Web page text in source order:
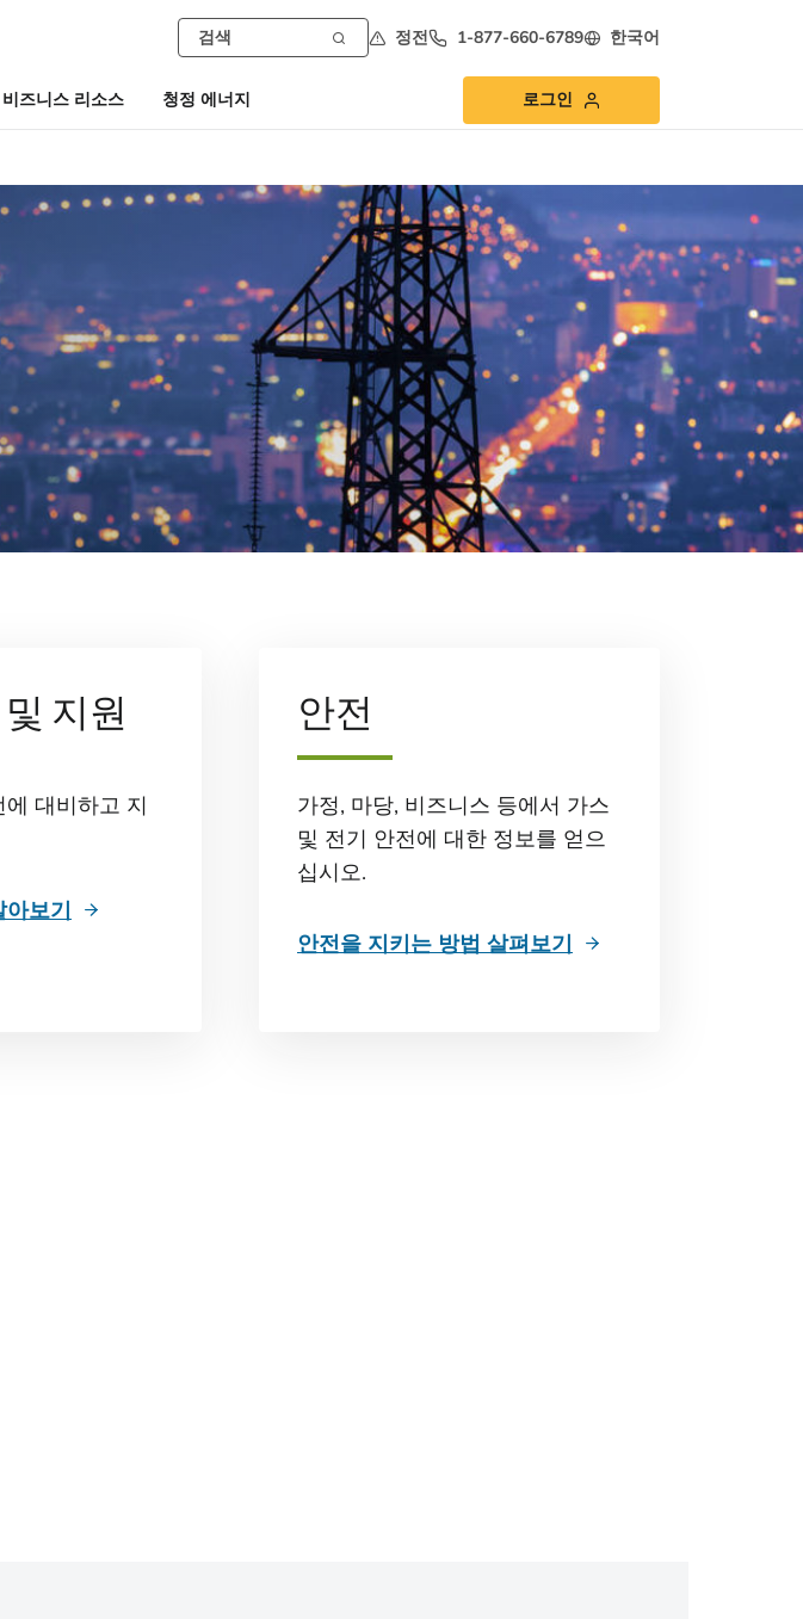
정전 1-877-660-6789 한국어
비즈니스 리소스 청정 에너지 로그인
지원
대비하고 지
보기
안전
가정, 마당, 비즈니스 등에서 가스
및 전기 안전에 대한 정보를 얻으
십시오.
안전을 지키는 방법 살펴보기